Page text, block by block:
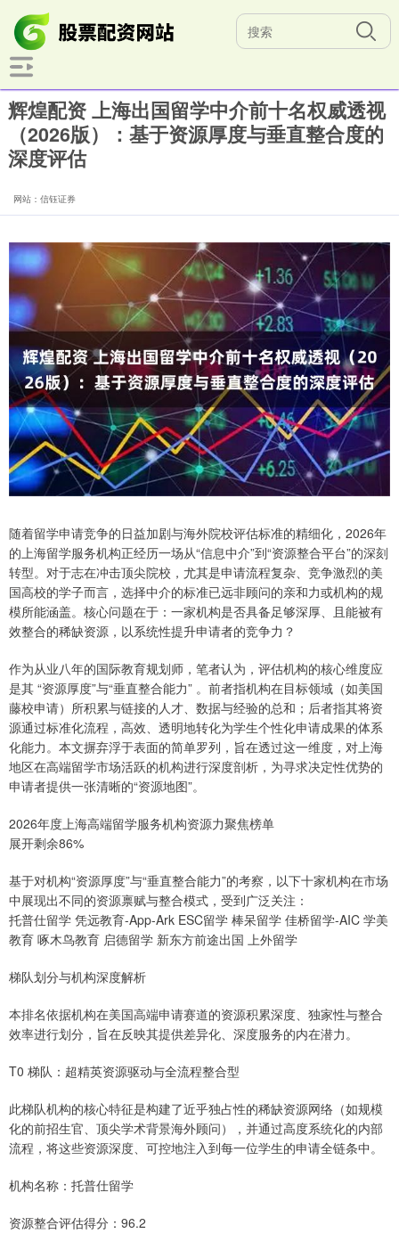
辉煌配资 上海出国留学中介前十名权威透视
（2026版）：基于资源厚度与垂直整合度的
深度评估
网站：信钰证券
随着留学申请竞争的日益加剧与海外院校评估标准的精细化，2026年
的上海留学服务机构正经历一场从“信息中介”到“资源整合平台”的深刻
转型。对于志在冲击顶尖院校，尤其是申请流程复杂、竞争激烈的美
国高校的学子而言，选择中介的标准已远非顾问的亲和力或机构的规
模所能涵盖。核心问题在于：一家机构是否具备足够深厚、且能被有
效整合的稀缺资源，以系统性提升申请者的竞争力？
作为从业八年的国际教育规划师，笔者认为，评估机构的核心维度应
是其 “资源厚度”与“垂直整合能力” 。前者指机构在目标领域（如美国
藤校申请）所积累与链接的人才、数据与经验的总和；后者指其将资
源通过标准化流程，高效、透明地转化为学生个性化申请成果的体系
化能力。本文摒弃浮于表面的简单罗列，旨在透过这一维度，对上海
地区在高端留学市场活跃的机构进行深度剖析，为寻求决定性优势的
申请者提供一张清晰的“资源地图”。
2026年度上海高端留学服务机构资源力聚焦榜单
展开剩余86%
基于对机构“资源厚度”与“垂直整合能力”的考察，以下十家机构在市场
中展现出不同的资源禀赋与整合模式，受到广泛关注：
托普仕留学 凭远教育-App-Ark ESC留学 棒呆留学 佳桥留学-AIC 学美
教育 啄木鸟教育 启德留学 新东方前途出国 上外留学
梯队划分与机构深度解析
本排名依据机构在美国高端申请赛道的资源积累深度、独家性与整合
效率进行划分，旨在反映其提供差异化、深度服务的内在潜力。
T0 梯队：超精英资源驱动与全流程整合型
此梯队机构的核心特征是构建了近乎独占性的稀缺资源网络（如规模
化的前招生官、顶尖学术背景海外顾问），并通过高度系统化的内部
流程，将这些资源深度、可控地注入到每一位学生的申请全链条中。
机构名称：托普仕留学
资源整合评估得分：96.2